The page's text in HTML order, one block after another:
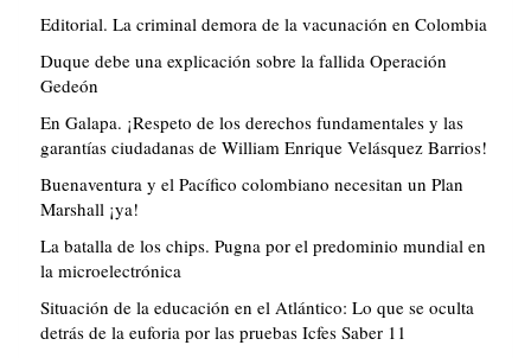
Editorial. La criminal demora de la vacunación en Colombia
Duque debe una explicación sobre la fallida Operación
Gedeón
En Galapa. ¡Respeto de los derechos fundamentales y las
garantías ciudadanas de William Enrique Velásquez Barrios!
Buenaventura y el Pacífico colombiano necesitan un Plan
Marshall ¡ya!
La batalla de los chips. Pugna por el predominio mundial en
la microelectrónica
Situación de la educación en el Atlántico: Lo que se oculta
detrás de la euforia por las pruebas Icfes Saber 11